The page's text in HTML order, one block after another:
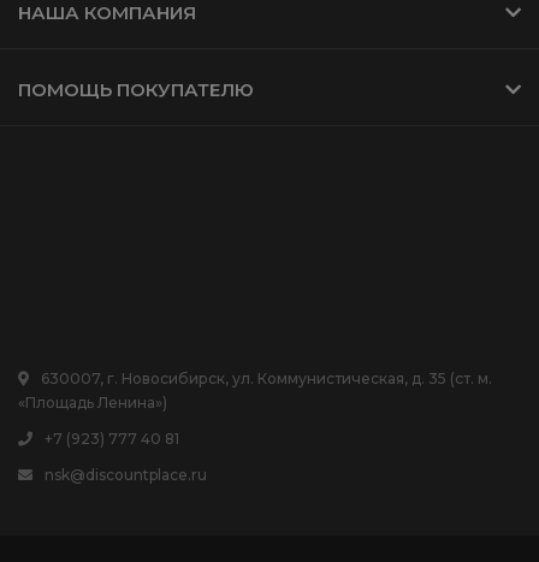
НАША КОМПАНИЯ
ПОМОЩЬ ПОКУПАТЕЛЮ
630007, г. Новосибирск, ул. Коммунистическая, д. 35 (ст. м.
«Площадь Ленина»)
+7 (923) 777 40 81
nsk@discountplace.ru